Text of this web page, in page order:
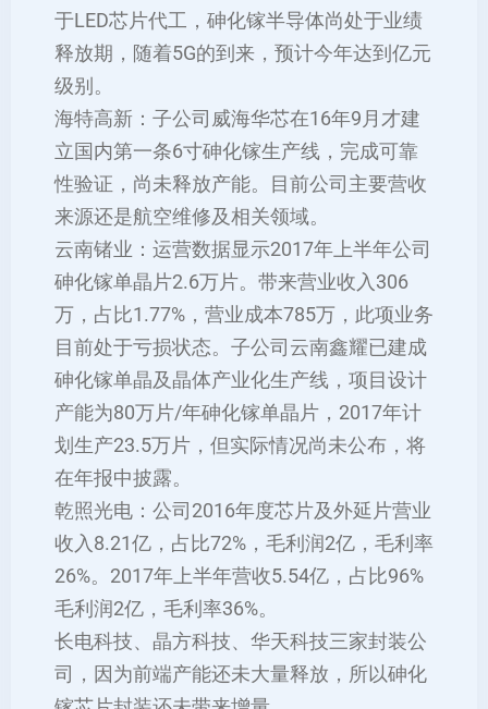
于LED芯片代工，砷化镓半导体尚处于业绩
释放期，随着5G的到来，预计今年达到亿元
级别。
海特高新：子公司威海华芯在16年9月才建
立国内第一条6寸砷化镓生产线，完成可靠
性验证，尚未释放产能。目前公司主要营收
来源还是航空维修及相关领域。
云南锗业：运营数据显示2017年上半年公司
砷化镓单晶片2.6万片。带来营业收入306
万，占比1.77%，营业成本785万，此项业务
目前处于亏损状态。子公司云南鑫耀已建成
砷化镓单晶及晶体产业化生产线，项目设计
产能为80万片/年砷化镓单晶片，2017年计
划生产23.5万片，但实际情况尚未公布，将
在年报中披露。
乾照光电：公司2016年度芯片及外延片营业
收入8.21亿，占比72%，毛利润2亿，毛利率
26%。2017年上半年营收5.54亿，占比96%
毛利润2亿，毛利率36%。
长电科技、晶方科技、华天科技三家封装公
司，因为前端产能还未大量释放，所以砷化